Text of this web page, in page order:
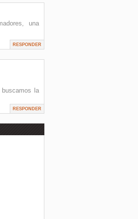
una
RESPONDER
la
RESPONDER